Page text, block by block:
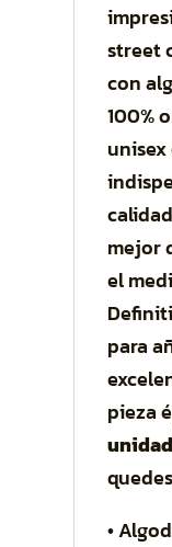
street
con
100%
mejor
el
para
pieza
•